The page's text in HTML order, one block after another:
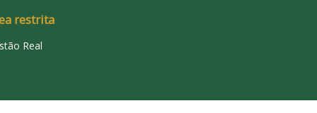
restrita
Real